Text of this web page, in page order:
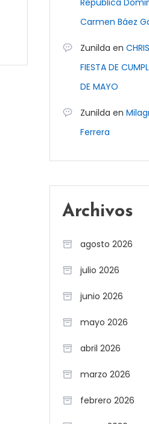
República
Carmen Báez
Zunilda en
FIESTA DE
DE MAYO
Zunilda en
Ferrera
Archivos
agosto 2026
julio 2026
junio 2026
mayo 2026
abril 2026
marzo 2026
febrero 2026